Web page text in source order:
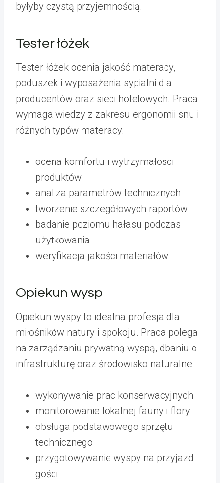
byłyby czystą przyjemnością.
Tester łóżek
Tester łóżek ocenia jakość materacy,
poduszek i wyposażenia sypialni dla
producentów oraz sieci hotelowych. Praca
wymaga wiedzy z zakresu ergonomii snu i
różnych typów materacy.
ocena komfortu i wytrzymałości
produktów
analiza parametrów technicznych
tworzenie szczegółowych raportów
badanie poziomu hałasu podczas
użytkowania
weryfikacja jakości materiałów
Opiekun wysp
Opiekun wyspy to idealna profesja dla
miłośników natury i spokoju. Praca polega
na zarządzaniu prywatną wyspą, dbaniu o
infrastrukturę oraz środowisko naturalne.
wykonywanie prac konserwacyjnych
monitorowanie lokalnej fauny i flory
obsługa podstawowego sprzętu
technicznego
przygotowywanie wyspy na przyjazd
gości